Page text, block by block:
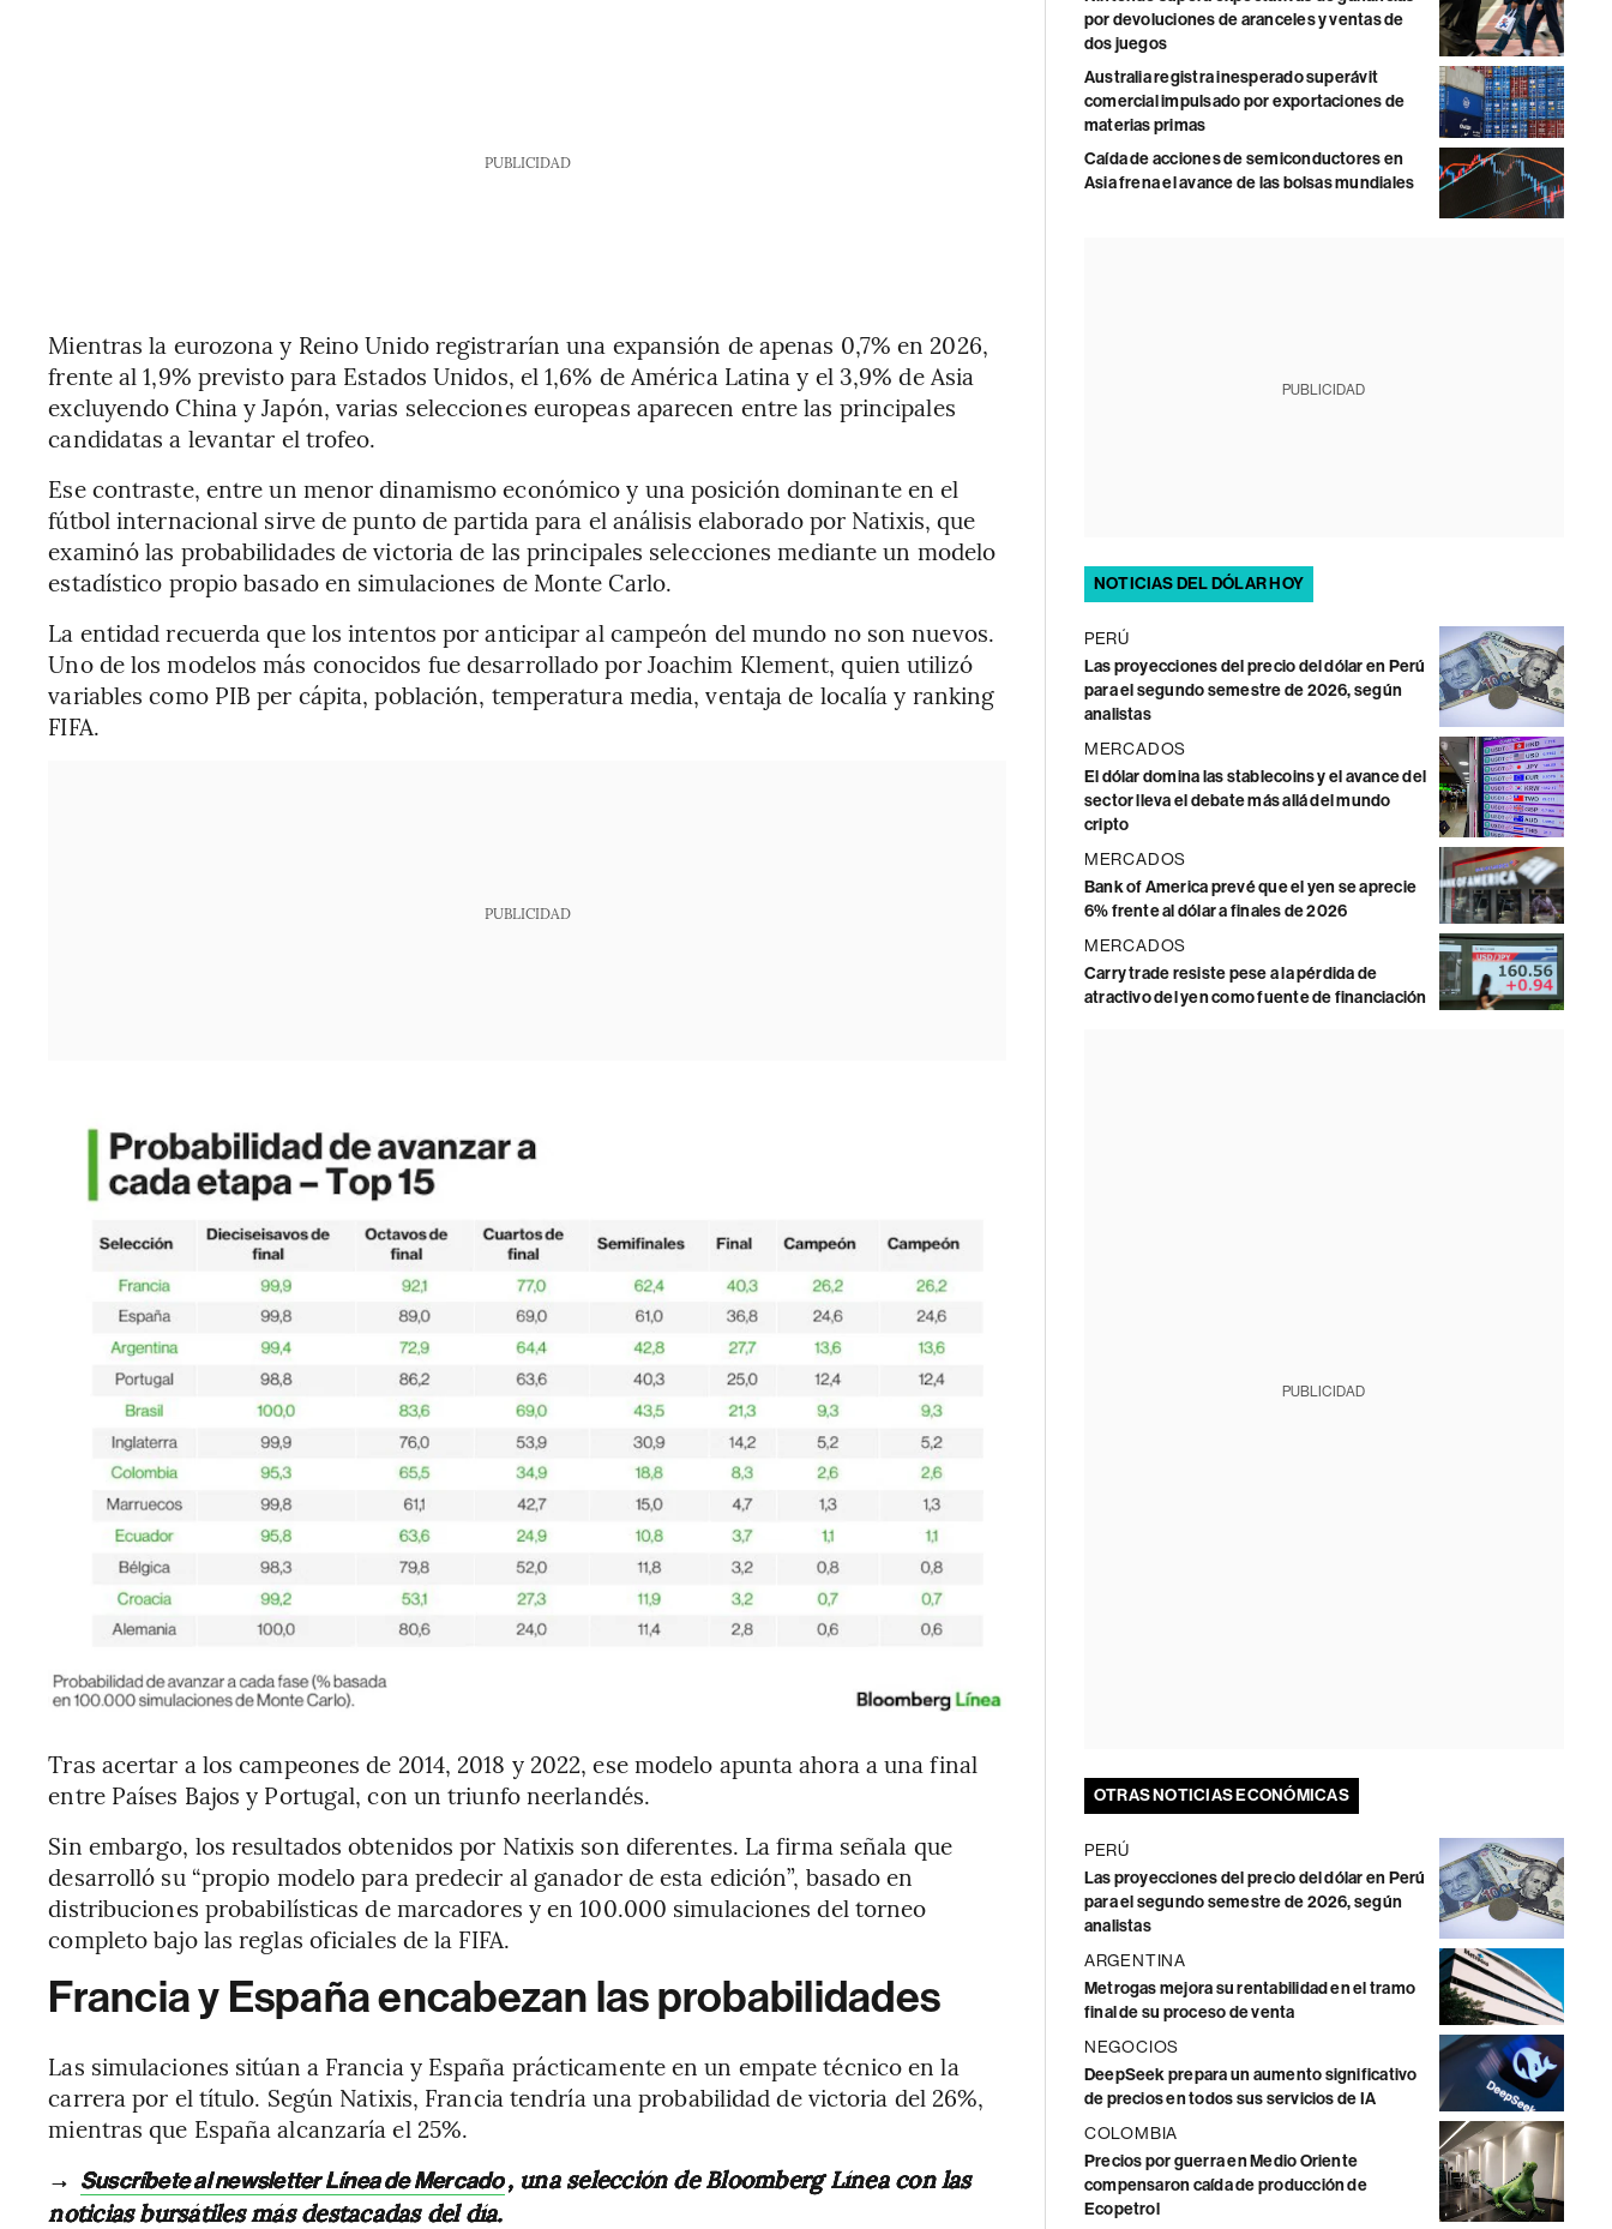
PUBLICIDAD
Mientras la eurozona y Reino Unido registrarían una expansión de apenas 0,7% en 2026,
frente al 1,9% previsto para Estados Unidos, el 1,6% de América Latina y el 3,9% de Asia
excluyendo China y Japón, varias selecciones europeas aparecen entre las principales
candidatas a levantar el trofeo.
Ese contraste, entre un menor dinamismo económico y una posición dominante en el
fútbol internacional sirve de punto de partida para el análisis elaborado por Natixis, que
examinó las probabilidades de victoria de las principales selecciones mediante un modelo
estadístico propio basado en simulaciones de Monte Carlo.
La entidad recuerda que los intentos por anticipar al campeón del mundo no son nuevos.
Uno de los modelos más conocidos fue desarrollado por Joachim Klement, quien utilizó
variables como PIB per cápita, población, temperatura media, ventaja de localía y ranking
FIFA.
PUBLICIDAD
Tras acertar a los campeones de 2014, 2018 y 2022, ese modelo apunta ahora a una final
entre Países Bajos y Portugal, con un triunfo neerlandés.
Sin embargo, los resultados obtenidos por Natixis son diferentes. La firma señala que
desarrolló su “propio modelo para predecir al ganador de esta edición”, basado en
distribuciones probabilísticas de marcadores y en 100.000 simulaciones del torneo
completo bajo las reglas oficiales de la FIFA.
Francia y España encabezan las probabilidades
Las simulaciones sitúan a Francia y España prácticamente en un empate técnico en la
carrera por el título. Según Natixis, Francia tendría una probabilidad de victoria del 26%,
mientras que España alcanzaría el 25%.
→ Suscríbete al newsletter Línea de Mercado, una selección de Bloomberg Línea con las
noticias bursátiles más destacadas del día.
por devoluciones de aranceles y ventas de
dos juegos
Australia registra inesperado superávit
comercial impulsado por exportaciones de
materias primas
Caída de acciones de semiconductores en
Asia frena el avance de las bolsas mundiales
PUBLICIDAD
NOTICIAS DEL DÓLAR HOY
PERÚ
Las proyecciones del precio del dólar en Perú
para el segundo semestre de 2026, según
analistas
MERCADOS
El dólar domina las stablecoins y el avance del
sector lleva el debate más allá del mundo
cripto
MERCADOS
Bank of America prevé que el yen se aprecie
6% frente al dólar a finales de 2026
MERCADOS
Carry trade resiste pese a la pérdida de
atractivo del yen como fuente de financiación
PUBLICIDAD
OTRAS NOTICIAS ECONÓMICAS
PERÚ
Las proyecciones del precio del dólar en Perú
para el segundo semestre de 2026, según
analistas
ARGENTINA
Metrogas mejora su rentabilidad en el tramo
final de su proceso de venta
NEGOCIOS
DeepSeek prepara un aumento significativo
de precios en todos sus servicios de IA
COLOMBIA
Precios por guerra en Medio Oriente
compensaron caída de producción de
Ecopetrol